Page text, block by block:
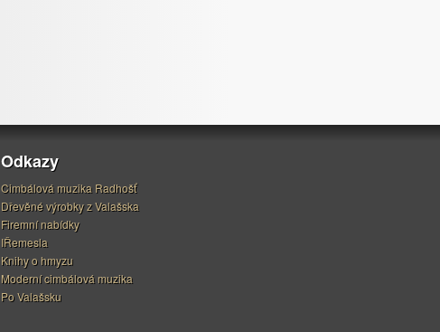
Odkazy
Cimbálová muzika Radhošť
Dřevěné výrobky z Valašska
Firemní nabídky
IŘemesla
Knihy o hmyzu
Moderní cimbálová muzika
Po Valašsku